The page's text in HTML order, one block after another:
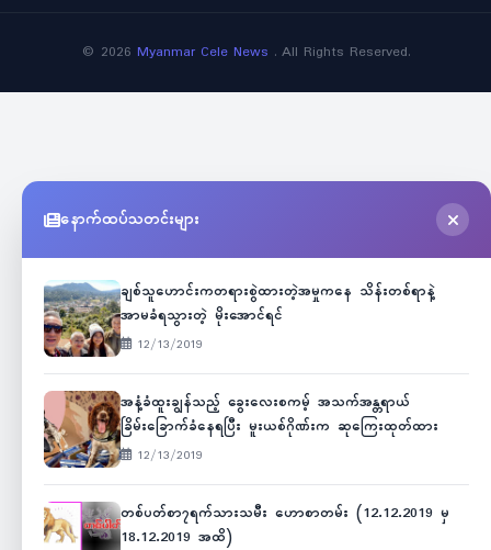
© 2026 Myanmar Cele News . All Rights Reserved.
နောက်ထပ်သတင်းများ
ချစ်သူဟောင်းကတရားစွဲထားတဲ့အမှုကနေ သိန်းတစ်ရာနဲ့
အာမခံရသွားတဲ့ မိုးအောင်ရင်
12/13/2019
အနံ့ခံထူးချွန်သည့် ခွေးလေးစကမ့် အသက်အန္တရာယ်
ခြိမ်းခြောက်ခံနေရပြီး မူးယစ်ဂိုဏ်းက ဆုကြေးထုတ်ထား
12/13/2019
တစ်ပတ်စာ၇ရက်သားသမီး ဟောစာတမ်း (12.12.2019 မှ
18.12.2019 အထိ)